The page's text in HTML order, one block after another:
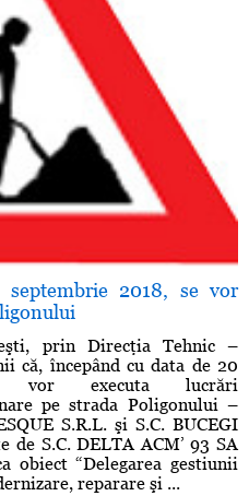
2018, se vor
prin Direcţia Tehnic –
că, începând cu data de 20
vor executa lucrări
pe strada Poligonului –
S.R.L. şi S.C. BUCEGI
de S.C. DELTA ACM’ 93 SA
obiect “Delegarea gestiunii
reparare şi ...